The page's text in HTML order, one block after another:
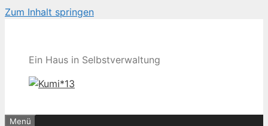
Zum Inhalt springen
Ein Haus in Selbstverwaltung
Menü